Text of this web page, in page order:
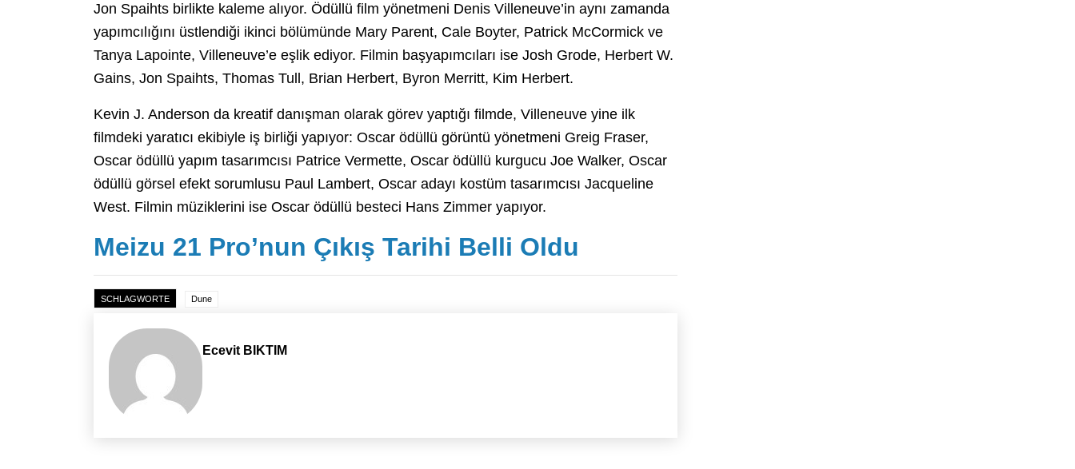
Jon Spaihts birlikte kaleme alıyor. Ödüllü film yönetmeni Denis Villeneuve’in aynı zamanda
yapımcılığını üstlendiği ikinci bölümünde Mary Parent, Cale Boyter, Patrick McCormick ve
Tanya Lapointe, Villeneuve’e eşlik ediyor. Filmin başyapımcıları ise Josh Grode, Herbert W.
Gains, Jon Spaihts, Thomas Tull, Brian Herbert, Byron Merritt, Kim Herbert.
Kevin J. Anderson da kreatif danışman olarak görev yaptığı filmde, Villeneuve yine ilk
filmdeki yaratıcı ekibiyle iş birliği yapıyor: Oscar ödüllü görüntü yönetmeni Greig Fraser,
Oscar ödüllü yapım tasarımcısı Patrice Vermette, Oscar ödüllü kurgucu Joe Walker, Oscar
ödüllü görsel efekt sorumlusu Paul Lambert, Oscar adayı kostüm tasarımcısı Jacqueline
West. Filmin müziklerini ise Oscar ödüllü besteci Hans Zimmer yapıyor.
Meizu 21 Pro’nun Çıkış Tarihi Belli Oldu
SCHLAGWORTE Dune
Ecevit BIKTIM